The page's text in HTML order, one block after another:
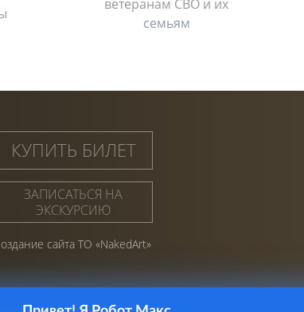
КУПИТЬ БИЛЕТ
ЗАПИСАТЬСЯ НА
ЭКСКУРСИЮ
сайта ТО «NakedArt»